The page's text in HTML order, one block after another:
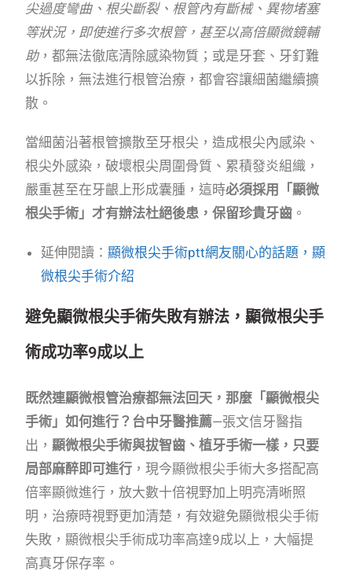
尖過度彎曲、根尖斷裂、根管內有斷械、異物堵塞
等狀況，即使進行多次根管，甚至以高倍顯微鏡輔
助，都無法徹底清除感染物質；或是牙套、牙釘難
以拆除，無法進行根管治療，都會容讓細菌繼續擴
散。
當細菌沿著根管擴散至牙根尖，造成根尖內感染、
根尖外感染，破壞根尖周圍骨質、累積發炎組織，
嚴重甚至在牙齦上形成囊腫，這時必須採用「顯微
根尖手術」才有辦法杜絕後患，保留珍貴牙齒 。
延伸閱讀： 顯微根尖手術ptt網友關心的話題，顯
微根尖手術介紹
避免顯微根尖手術失敗有辦法，顯微根尖手
術成功率9成以上
既然連顯微根管治療都無法回天，那麼「顯微根尖
手術」如何進行？台中牙醫推薦—張文信牙醫指
出，顯微根尖手術與拔智齒、植牙手術一樣，只要
局部麻醉即可進行 ，現今顯微根尖手術大多搭配高
倍率顯微進行，放大數十倍視野加上明亮清晰照
明，治療時視野更加清楚，有效避免顯微根尖手術
失敗，顯微根尖手術成功率高達9成以上，大幅提
高真牙保存率。